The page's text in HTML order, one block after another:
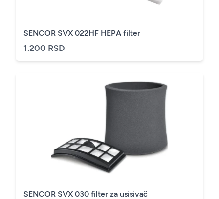
SENCOR SVX 022HF HEPA filter
1.200 RSD
SENCOR SVX 030 filter za usisivač